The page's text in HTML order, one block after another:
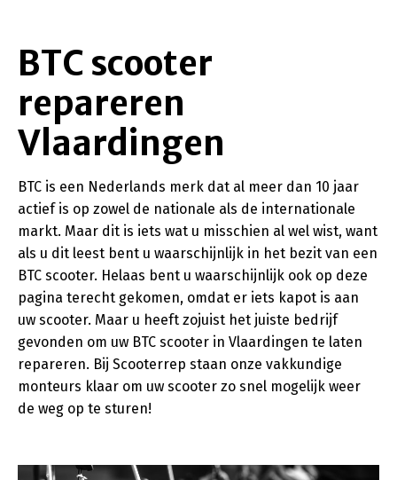
BTC scooter
repareren
Vlaardingen
BTC is een Nederlands merk dat al meer dan 10 jaar
actief is op zowel de nationale als de internationale
markt. Maar dit is iets wat u misschien al wel wist, want
als u dit leest bent u waarschijnlijk in het bezit van een
BTC scooter. Helaas bent u waarschijnlijk ook op deze
pagina terecht gekomen, omdat er iets kapot is aan
uw scooter. Maar u heeft zojuist het juiste bedrijf
gevonden om uw BTC scooter in Vlaardingen te laten
repareren. Bij Scooterrep staan onze vakkundige
monteurs klaar om uw scooter zo snel mogelijk weer
de weg op te sturen!